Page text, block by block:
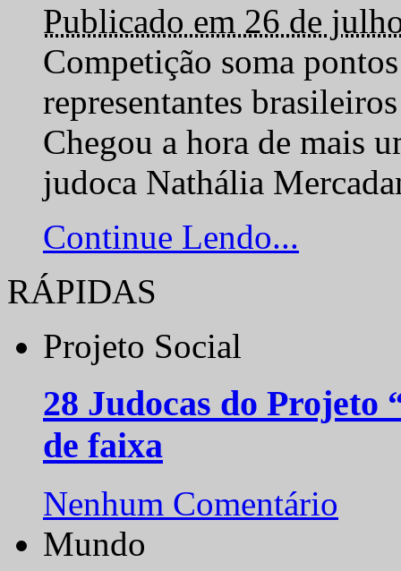
Publicado em 26 de
Competição soma
representantes
Chegou a hora de mais
judoca Nathália
Continue Lendo...
RÁPIDAS
Projeto Social
28 Judocas do
de faixa
Nenhum Comentário
Mundo